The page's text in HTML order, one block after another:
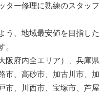
ター修理に熟練のスタッフ
う、地域最安値を目指した
阪府内全エリア）、兵庫県
市、高砂市、加古川市、加
市、川西市、宝塚市、芦屋